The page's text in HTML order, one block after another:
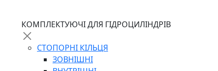
КОМПЛЕКТУЮЧІ ДЛЯ ГІДРОЦИЛІНДРІВ
СТОПОРНІ КІЛЬЦЯ
ЗОВНІШНІ